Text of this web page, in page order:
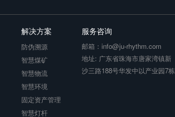
解决方案
防伪溯源
智慧煤矿
智慧物流
智慧环境
固定资产管理
智慧灯杆
服务咨询
邮箱：info@ju-rhythm.com
地址: 广东省珠海市唐家湾镇新
沙三路188号华发中以产业园7栋